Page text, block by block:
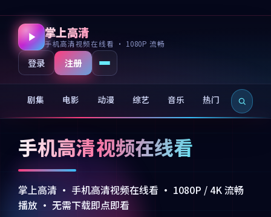
掌上高清
手机高清视频在线看 · 1080P 流畅
登录 注册
剧集 电影 动漫 综艺 音乐 热门 新片
手机高清视频在线看
掌上高清 · 手机高清视频在线看 · 1080P / 4K 流畅
播放 · 无需下载即点即看